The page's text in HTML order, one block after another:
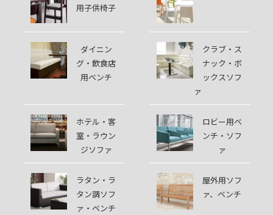
用子供椅子
ダイニン
グ・飲食店
用ベンチ
クラブ・ス
ナック・ボ
ックスソフ
ァ
ホテル・客
室・ラウン
ジソファ
ロビー用ベ
ンチ・ソフ
ァ
ラタン・ラ
タン調ソフ
ァ・ベンチ
屋外用ソフ
ァ、ベンチ